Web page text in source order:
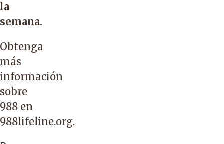
la
semana.
Obtenga
más
información
sobre
988 en
988lifeline.org.